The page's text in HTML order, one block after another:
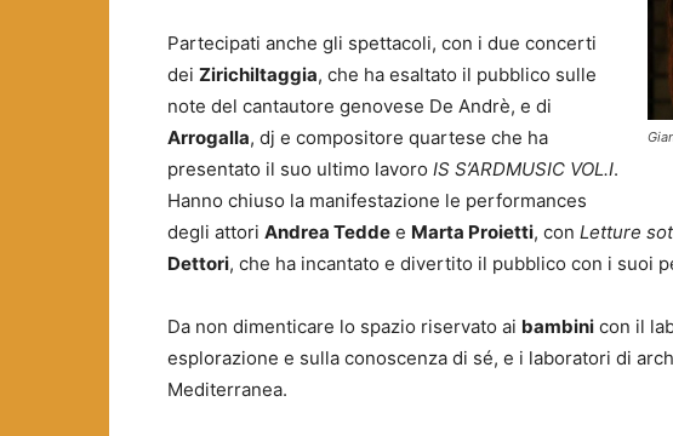
Partecipati anche gli spettacoli, con i due concerti
dei Zirichiltaggia, che ha esaltato il pubblico sulle
note del cantautore genovese De Andrè, e di
Arrogalla, dj e compositore quartese che ha
presentato il suo ultimo lavoro IS S’ARDMUSIC VOL.I.
Hanno chiuso la manifestazione le performances
degli attori Andrea Tedde e Marta Proietti, con Letture
Dettori, che ha incantato e divertito il pubblico con i suoi
Da non dimenticare lo spazio riservato ai bambini con il
esplorazione e sulla conoscenza di sé, e i laboratori di
Mediterranea.